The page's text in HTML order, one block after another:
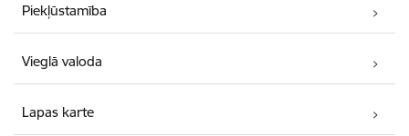
Piekļūstamība
Vieglā valoda
Lapas karte